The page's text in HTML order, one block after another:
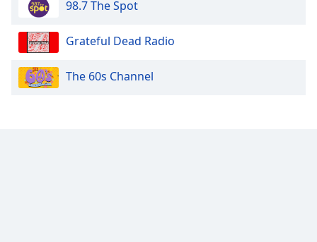
Color
Opacity
98.7 The Spot
Grateful Dead Radio
The 60s Channel